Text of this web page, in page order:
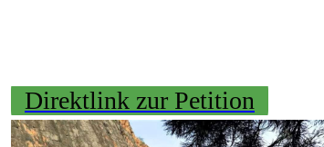
Direktlink zur Petition